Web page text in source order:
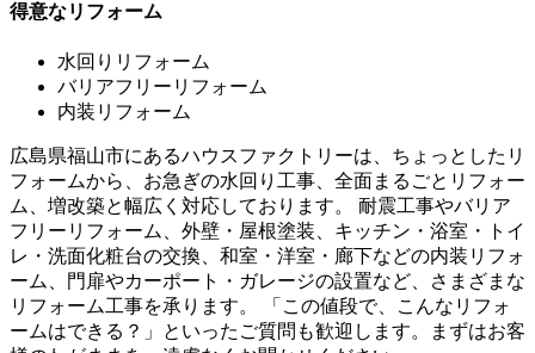
得意なリフォーム
水回りリフォーム
バリアフリーリフォーム
内装リフォーム
広島県福山市にあるハウスファクトリーは、ちょっとしたリ
フォームから、お急ぎの水回り工事、全面まるごとリフォー
ム、増改築と幅広く対応しております。 耐震工事やバリア
フリーリフォーム、外壁・屋根塗装、キッチン・浴室・トイ
レ・洗面化粧台の交換、和室・洋室・廊下などの内装リフォ
ーム、門扉やカーポート・ガレージの設置など、さまざまな
リフォーム工事を承ります。 「この値段で、こんなリフォ
ームはできる？」といったご質問も歓迎します。まずはお客